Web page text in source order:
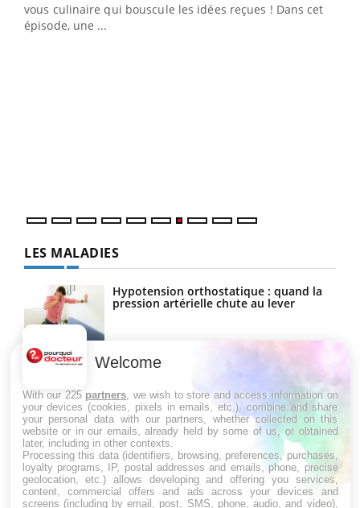
vous culinaire qui bouscule les idées reçues ! Dans cet
épisode, une ...
travail" de Pourquoi Docteur reçoivent Régis Blugeon,
DRH et directeur ...
LES MALADIES
Hypotension orthostatique : quand la
pression artérielle chute au lever
Drépanocytose : une déformation des
Maladie de Charcot (Sclérose latérale
amyotrophique)
Welcome
With our 225 partners , we wish to store and access information on
your devices (cookies, pixels in emails, etc.), combine and share
your personal data with our partners, whether collected on this
website or in our emails, already held by some of us, or obtained
later, including in other contexts.
Processing this data (identifiers, browsing, preferences, purchases,
loyalty programs, IP, postal addresses and emails, phone, precise
geolocation, etc.) allows developing and offering you services,
content, commercial offers and ads across your devices and
screens (including by email, post, SMS, phone, audio, and video),